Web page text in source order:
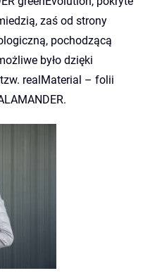
zaś od strony
pochodzącą
było dzięki
realMaterial – folii